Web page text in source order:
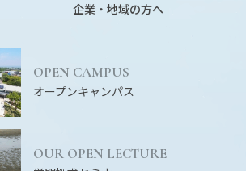
企業・地域の方へ
OPEN CAMPUS
オープンキャンパス
OUR OPEN LECTURE